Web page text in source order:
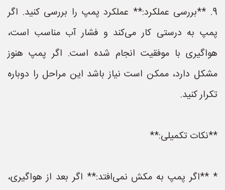
9. **بررسی عملکرد:** عملکرد پمپ را بررسی کنید. اگر
پمپ به درستی کار می‌کند و فشار آب مناسب است،
هواگیری با موفقیت انجام شده است. اگر پمپ هنوز
مشکل دارد، ممکن است نیاز باشد این مراحل را دوباره
تکرار کنید.
**نکات تکمیلی:**
* **اگر پمپ به مکش نمی‌افتد:** اگر بعد از هواگیری،